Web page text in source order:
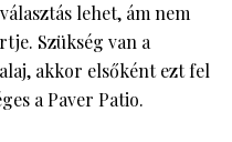
lehet, ám nem
Szükség van a
akkor elsőként ezt fel
a Paver Patio.